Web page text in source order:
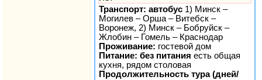
Транспорт: автобус 1) Минск –
Могилев – Орша – Витебск –
Воронеж, 2) Минск – Бобруйск –
Жлобин – Гомель – Краснодар
Проживание: гостевой дом
Питание: без питания есть общая
кухня, рядом столовая
Продолжительность тура (дней/